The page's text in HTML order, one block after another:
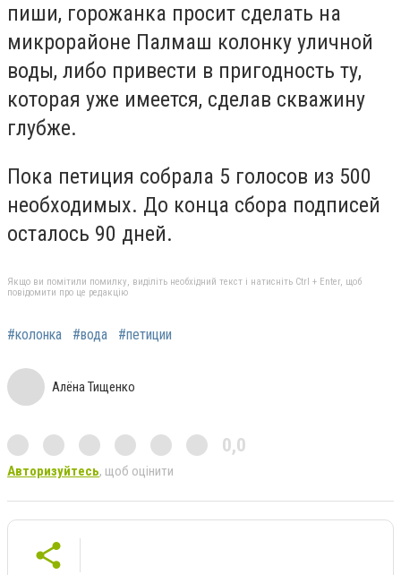
пиши, горожанка просит сделать на
микрорайоне Палмаш колонку уличной
воды, либо привести в пригодность ту,
которая уже имеется, сделав скважину
глубже.
Пока петиция собрала 5 голосов из 500
необходимых. До конца сбора подписей
осталось 90 дней.
Якщо ви помітили помилку, виділіть необхідний текст і натисніть Ctrl + Enter, щоб
повідомити про це редакцію
#колонка #вода #петиции
Алёна Тищенко
0,0
Авторизуйтесь, щоб оцінити